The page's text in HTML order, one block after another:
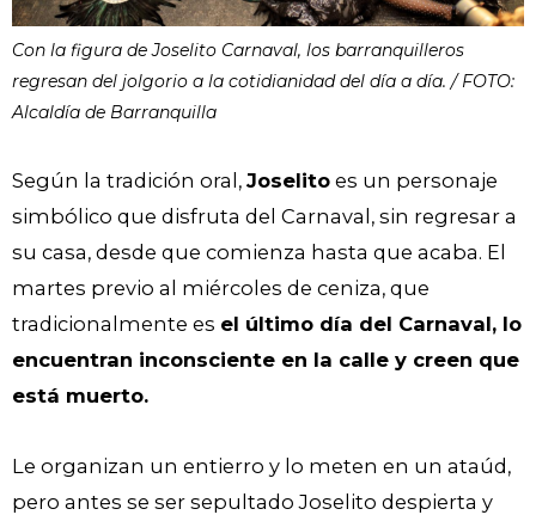
Con la figura de Joselito Carnaval, los barranquilleros
regresan del jolgorio a la cotidianidad del día a día. / FOTO:
Alcaldía de Barranquilla
Según la tradición oral, Joselito es un personaje
simbólico que disfruta del Carnaval, sin regresar a
su casa, desde que comienza hasta que acaba. El
martes previo al miércoles de ceniza, que
tradicionalmente es el último día del Carnaval, lo
encuentran inconsciente en la calle y creen que
está muerto.
Le organizan un entierro y lo meten en un ataúd,
pero antes se ser sepultado Joselito despierta y